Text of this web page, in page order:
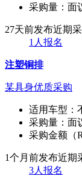
采购量： 面
27天前发布近期
1人报名
注塑铜排
某具身优质采购
适用车型：
采购量： 面
采购金额（
1个月前发布近期
3人报名